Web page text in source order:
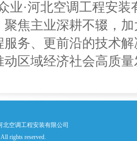
河北空调工程安装
焦主业深耕不辍，
服务、更前沿的技术
区域经济社会高质
北空调工程安装有限公司
rights reserved.